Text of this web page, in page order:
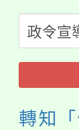
半價
者。
份教
份教
淨零
會
115
程
轉知